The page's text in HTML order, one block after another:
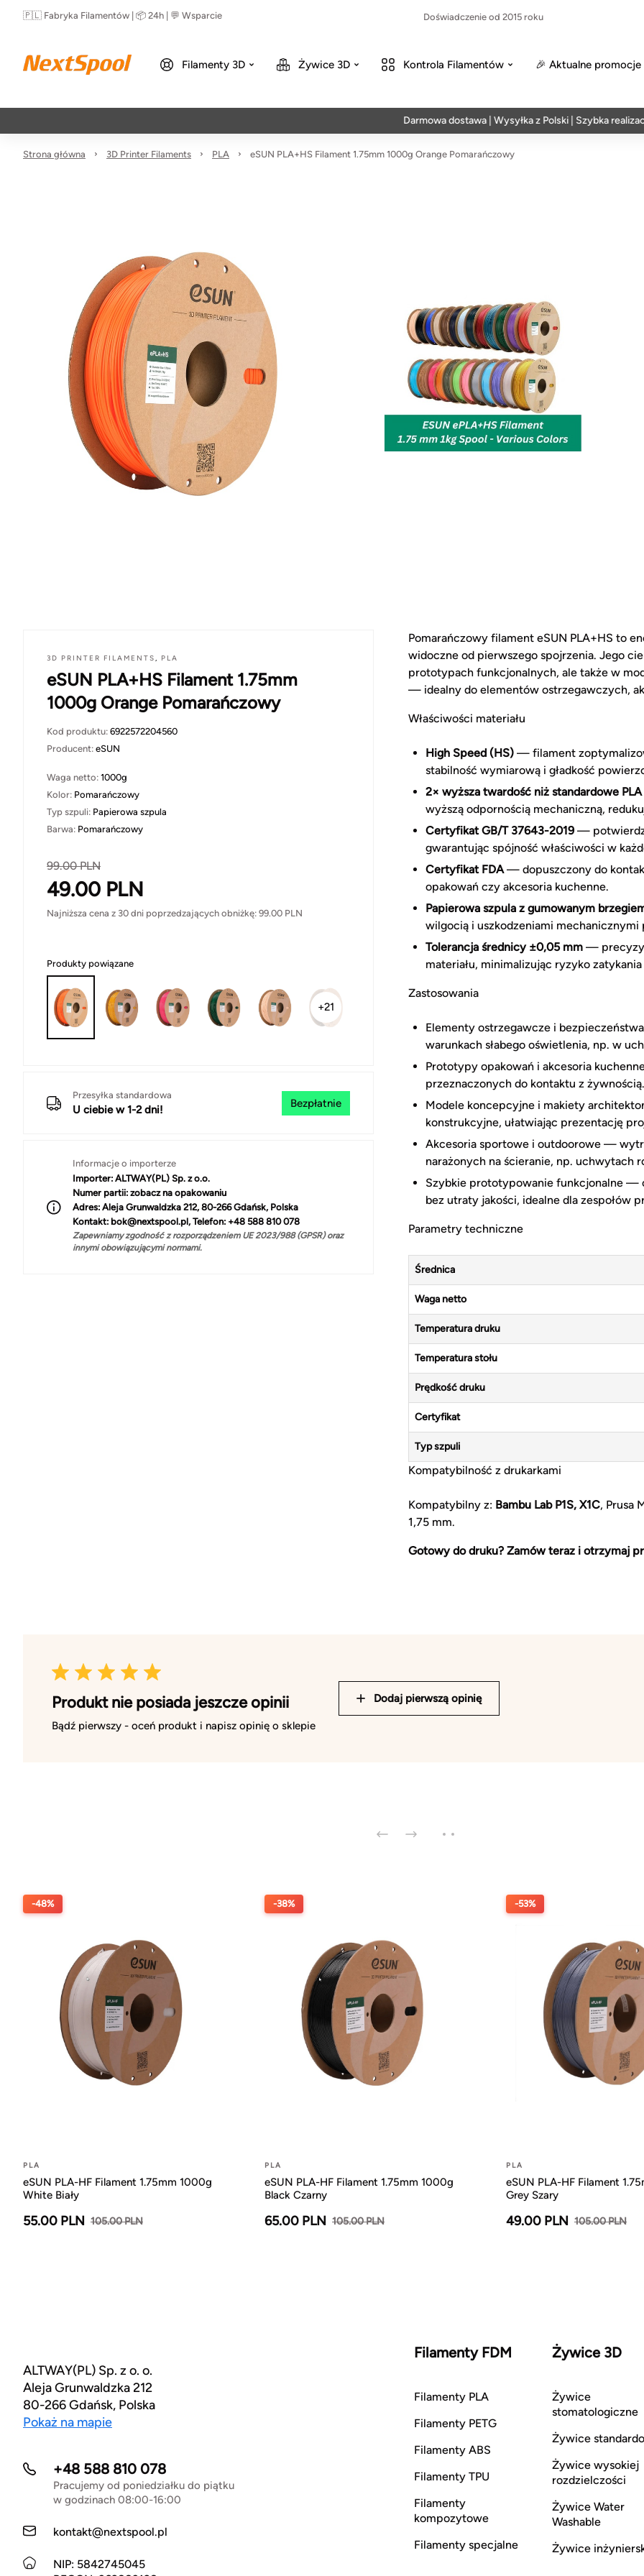
🇵🇱 Fabryka Filamentów | 📦 24h | 💬 Wsparcie Doświadczenie od 2015 roku
Filamenty 3D Żywice 3D Kontrola Filamentów 🎉 Aktualne promocje
Darmowa dostawa | Wysyłka z Polski | Szybka realizacja w
Strona główna 3D Printer Filaments PLA eSUN PLA+HS Filament 1.75mm 1000g Orange Pomarańczowy
3D PRINTER FILAMENTS, PLA
eSUN PLA+HS Filament 1.75mm
1000g Orange Pomarańczowy
Kod produktu: 6922572204560
Producent: eSUN
Waga netto: 1000g
Kolor: Pomarańczowy
Typ szpuli: Papierowa szpula
Barwa: Pomarańczowy
99.00PLN
49.00 PLN
Najniższa cena z 30 dni poprzedzających obniżkę: 99.00 PLN
Produkty powiązane
+21
Przesyłka standardowa
U ciebie w 1-2 dni!
Bezpłatnie
Informacje o importerze
Importer: ALTWAY(PL) Sp. z o.o.
Numer partii: zobacz na opakowaniu
Adres: Aleja Grunwaldzka 212, 80-266 Gdańsk, Polska
Kontakt: bok@nextspool.pl, Telefon: +48 588 810 078
Zapewniamy zgodność z rozporządzeniem UE 2023/988 (GPSR) oraz
innymi obowiązującymi normami.
Pomarańczowy filament eSUN PLA+HS to
widoczne od pierwszego spojrzenia. Jego
prototypach funkcjonalnych, ale także w
— idealny do elementów ostrzegawczych,
Właściwości materiału
High Speed (HS) — filament
stabilność wymiarową i gładkość
2× wyższa twardość niż standardowe PLA
wyższą odpornością mechaniczną,
Certyfikat GB/T 37643-2019 —
gwarantując spójność właściwości w
Certyfikat FDA— dopuszczony do
opakowań czy akcesoria kuchenne.
Papierowa szpula z gumowanym
wilgocią i uszkodzeniami mechanicznymi
Tolerancja średnicy ±0,05 mm —
materiału, minimalizując ryzyko
Zastosowania
Elementy ostrzegawcze i
warunkach słabego oświetlenia, np. w
Prototypy opakowań i akcesoria
przeznaczonych do kontaktu z żywnością.
Modele koncepcyjne i makiety
konstrukcyjne, ułatwiając prezentację
Akcesoria sportowe i outdoorowe —
narażonych na ścieranie, np. uchwytach
Szybkie prototypowanie funkcjonalne —
bez utraty jakości, idealne dla zespołów
Parametry techniczne
Średnica
Waga netto
Temperatura druku
Temperatura stołu
Prędkość druku
Certyfikat
Typ szpuli
Kompatybilność z drukarkami
Kompatybilny z: Bambu Lab P1S, X1C, Prusa
1,75 mm.
Gotowy do druku? Zamów teraz i otrzymaj
Produkt nie posiada jeszcze opinii
Bądź pierwszy - oceń produkt i napisz opinię o sklepie
Dodaj pierwszą opinię
-48%
PLA
eSUN PLA-HF Filament 1.75mm 1000g
White Biały
55.00 PLN 105.00 PLN
-38%
PLA
eSUN PLA-HF Filament 1.75mm 1000g
Black Czarny
65.00 PLN 105.00 PLN
-53%
PLA
eSUN PLA-HF Filament
Grey Szary
49.00 PLN 105.00 PLN
ALTWAY(PL) Sp. z o. o.
Aleja Grunwaldzka 212
80-266 Gdańsk, Polska
Pokaż na mapie
+48 588 810 078
Pracujemy od poniedziałku do piątku
w godzinach 08:00-16:00
kontakt@nextspool.pl
NIP: 5842745045
Filamenty FDM
Filamenty PLA
Filamenty PETG
Filamenty ABS
Filamenty TPU
Filamenty
kompozytowe
Filamenty specjalne
Żywice 3D
Żywice
stomatologiczne
Żywice
Żywice wysokiej
rozdzielczości
Żywice Water
Washable
Żywice